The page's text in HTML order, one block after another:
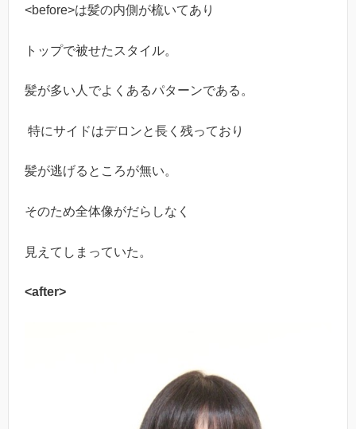
<before>は髪の内側が梳いてあり
トップで被せたスタイル。
髪が多い人でよくあるパターンである。
特にサイドはデロンと長く残っており
髪が逃げるところが無い。
そのため全体像がだらしなく
見えてしまっていた。
<after>